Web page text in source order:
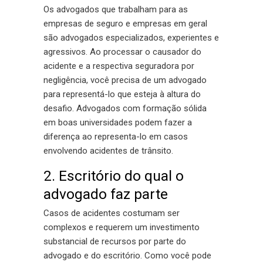
Os advogados que trabalham para as
empresas de seguro e empresas em geral
são advogados especializados, experientes e
agressivos. Ao processar o causador do
acidente e a respectiva seguradora por
negligência, você precisa de um advogado
para representá-lo que esteja à altura do
desafio. Advogados com formação sólida
em boas universidades podem fazer a
diferença ao representa-lo em casos
envolvendo acidentes de trânsito.
2. Escritório do qual o
advogado faz parte
Casos de acidentes costumam ser
complexos e requerem um investimento
substancial de recursos por parte do
advogado e do escritório. Como você pode